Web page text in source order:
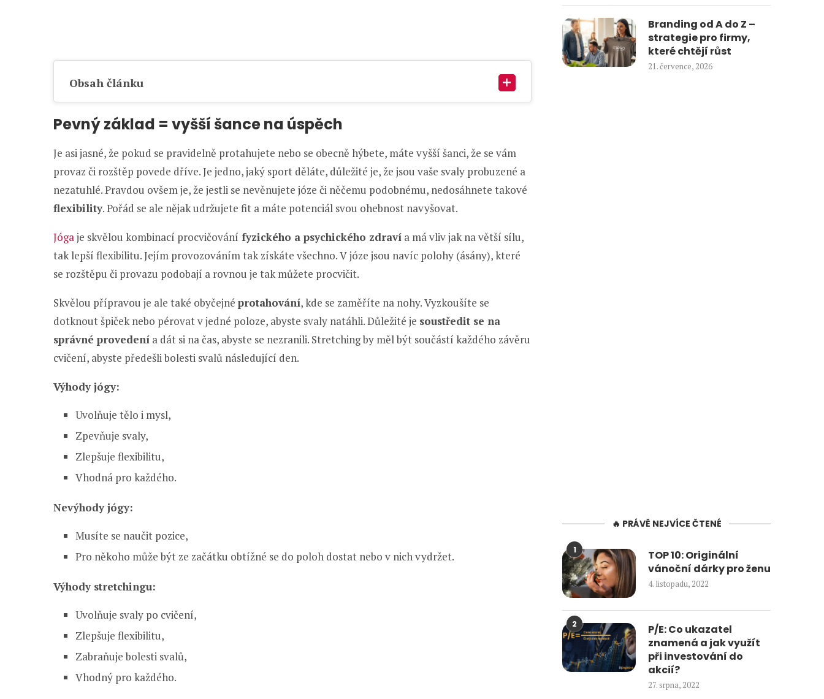
Obsah článku
Pevný základ = vyšší šance na úspěch
Je asi jasné, že pokud se pravidelně protahujete nebo se obecně hýbete, máte vyšší šanci, že se vám
provaz či rozštěp povede dříve. Je jedno, jaký sport děláte, důležité je, že jsou vaše svaly probuzené a
nezatuhlé. Pravdou ovšem je, že jestli se nevěnujete józe či něčemu podobnému, nedosáhnete takové
flexibility. Pořád se ale nějak udržujete fit a máte potenciál svou ohebnost navyšovat.
Jógaje skvělou kombinací procvičování fyzického a psychického zdraví a má vliv jak na větší sílu,
tak lepší flexibilitu. Jejím provozováním tak získáte všechno. V józe jsou navíc polohy (ásány), které
se rozštěpu či provazu podobají a rovnou je tak můžete procvičit.
Skvělou přípravou je ale také obyčejné protahování, kde se zaměříte na nohy. Vyzkoušíte se
dotknout špiček nebo pérovat v jedné poloze, abyste svaly natáhli. Důležité je soustředit se na
správné provedení a dát si na čas, abyste se nezranili. Stretching by měl být součástí každého závěru
cvičení, abyste předešli bolesti svalů následující den.
Výhody jógy:
Uvolňuje tělo i mysl,
Zpevňuje svaly,
Zlepšuje flexibilitu,
Vhodná pro každého.
Nevýhody jógy:
Musíte se naučit pozice,
Pro někoho může být ze začátku obtížné se do poloh dostat nebo v nich vydržet.
Výhody stretchingu:
Uvolňuje svaly po cvičení,
Zlepšuje flexibilitu,
Zabraňuje bolesti svalů,
Vhodný pro každého.
Branding od A do Z –
strategie pro firmy,
které chtějí růst
21. července, 2026
🔥 PRÁVĚ NEJVÍCE ČTENÉ
1
TOP 10: Originální
vánoční dárky pro ženu
4. listopadu, 2022
2
P/E: Co ukazatel
znamená a jak využít
při investování do
akcií?
27. srpna, 2022